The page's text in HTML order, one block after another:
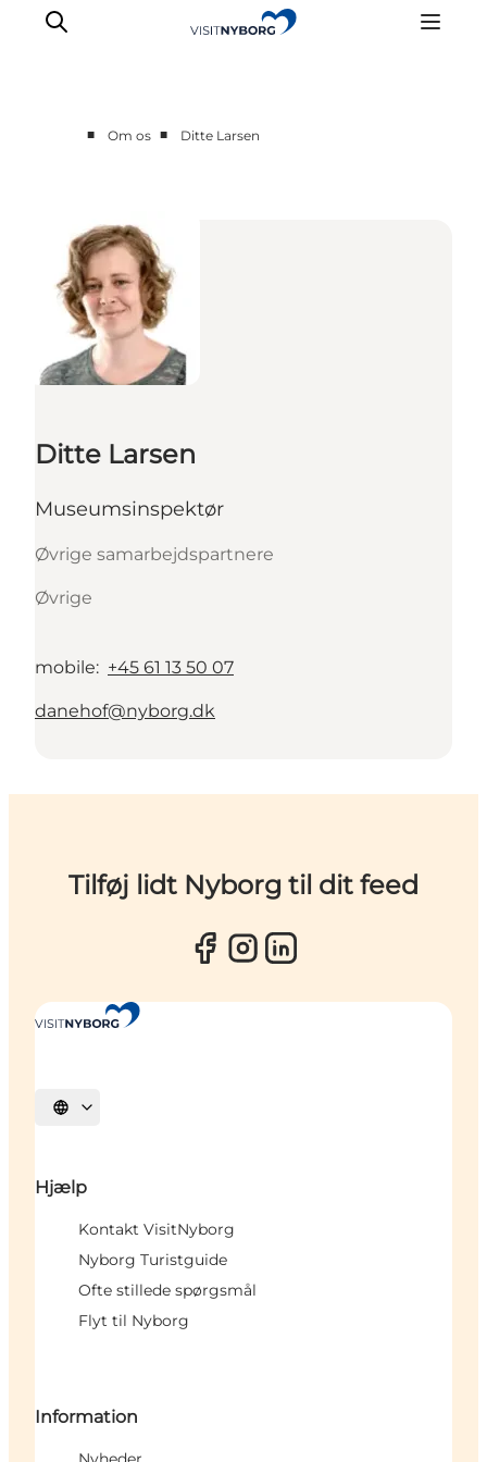
■ Om os ■ Ditte Larsen
Ditte Larsen
Museumsinspektør
Øvrige samarbejdspartnere
Øvrige
mobile: +45 61 13 50 07
danehof@nyborg.dk
Tilføj lidt Nyborg til dit feed
Vælg sprog
Hjælp
Kontakt VisitNyborg
Nyborg Turistguide
Ofte stillede spørgsmål
Flyt til Nyborg
Information